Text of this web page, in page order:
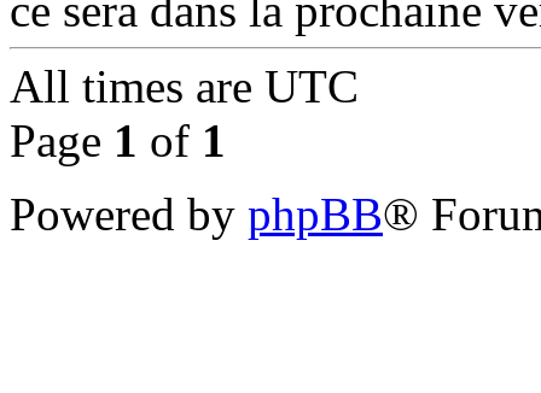
ce sera dans la prochaine
All times are UTC
Page 1 of 1
Powered by phpBB®